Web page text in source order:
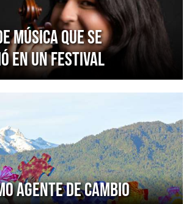
música que se
en un festival
agente de cambio